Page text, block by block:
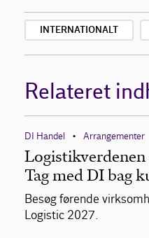
INTERNATIONALT
Relateret
DI Handel • Arrangementer
Logistikverdenen
Tag med DI bag
Besøg førende
Logistic 2027.